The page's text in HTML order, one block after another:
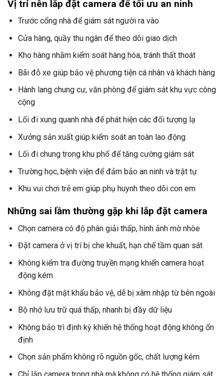
Vị trí nên lắp đặt camera để tối ưu an ninh
Trước cổng nhà để giám sát người ra vào
Cửa hàng, quầy thu ngân để theo dõi giao dịch
Kho hàng nhằm kiểm soát hàng hóa, tránh thất thoát
Bãi đỗ xe giúp bảo vệ phương tiện cá nhân và khách hàng
Hành lang chung cư, văn phòng để giám sát khu vực công
cộng
Lối đi xung quanh nhà để phát hiện các đối tượng lạ
Xưởng sản xuất giúp kiểm soát an toàn lao động
Lối đi chung trong khu phố để tăng cường giám sát
Trường học, bệnh viện để đảm bảo an ninh và trật tự
Khu vui chơi trẻ em giúp phụ huynh theo dõi con em
Những sai lầm thường gặp khi lắp đặt camera
Chọn camera có độ phân giải thấp, hình ảnh mờ nhòe
Đặt camera ở vị trí bị che khuất, hạn chế tầm quan sát
Không kiểm tra đường truyền mạng khiến camera hoạt
động kém
Không đặt mật khẩu bảo vệ, dễ bị xâm nhập từ bên ngoài
Bộ nhớ lưu trữ quá thấp, nhanh bị đầy dữ liệu
Không bảo trì định kỳ khiến hệ thống hoạt động không ổn
định
Chọn sản phẩm không rõ nguồn gốc, chất lượng kém